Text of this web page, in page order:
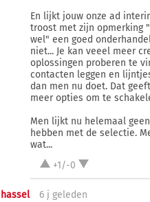
En lijkt jouw onze ad
troost met zijn opmerking
wel" een goed
niet... Je kan veeel meer
oplossingen proberen te
contacten leggen en
dan men nu doet. Dat
meer opties om te
Men lijkt nu helemaal
hebben met de selectie.
wat...
+1/-0
hassel 6 j geleden